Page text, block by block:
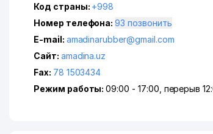
Код страны: +998
Номер телефона:
93 позвонить
E-mail: amadinarubber@gmail.com
Сайт: amadina.uz
Fax: 78 1503434
Режим работы:09:00 - 17:00, перерыв